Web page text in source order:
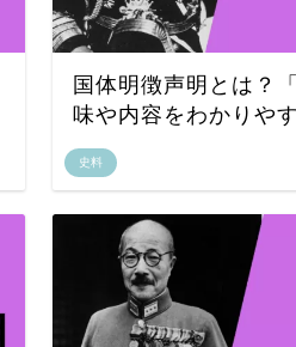
史料
国体明徴声明とは？
味や内容をわかりや